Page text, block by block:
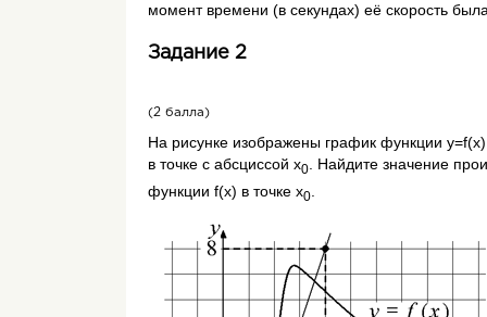
Производная сложной функции:
Геометрический смысл производной.
момент времени (в секундах) её скорость
Задание 2
(2 балла)
На рисунке изображены график функции
в точке с абсциссой x0
. Найдите значение
функции f(x) в точке x0